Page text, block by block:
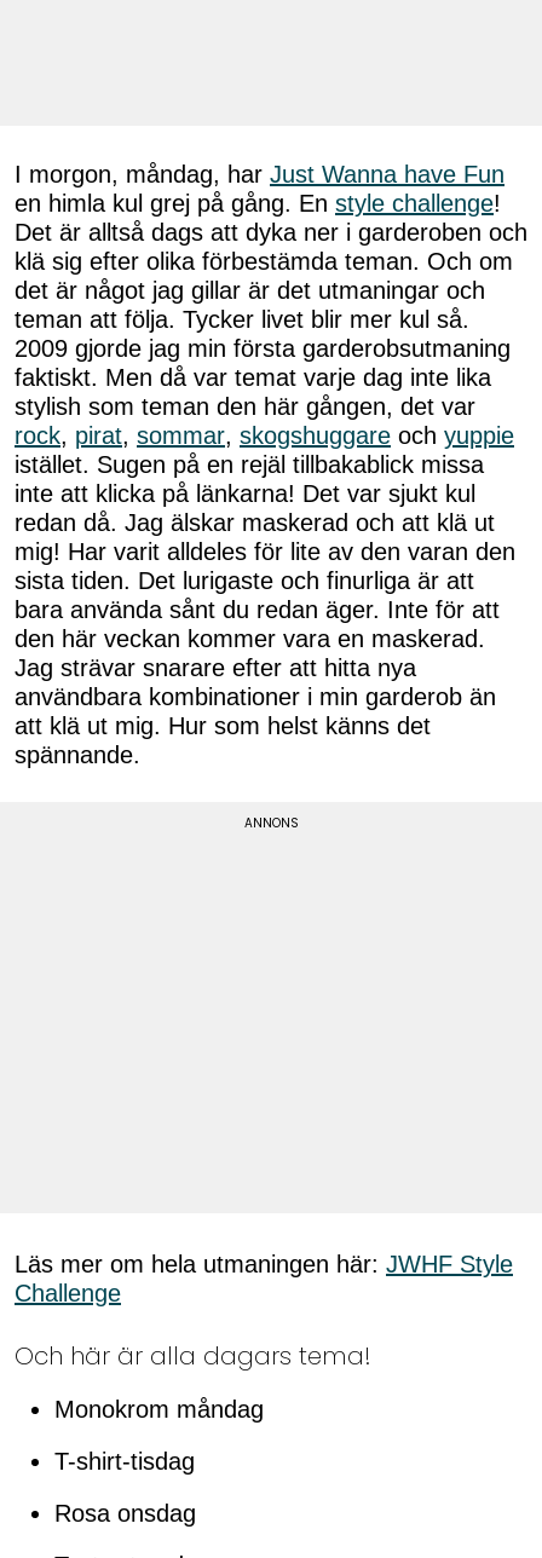
I morgon, måndag, har Just Wanna have Fun
en himla kul grej på gång. En style challenge!
Det är alltså dags att dyka ner i garderoben och
klä sig efter olika förbestämda teman. Och om
det är något jag gillar är det utmaningar och
teman att följa. Tycker livet blir mer kul så.
2009 gjorde jag min första garderobsutmaning
faktiskt. Men då var temat varje dag inte lika
stylish som teman den här gången, det var
rock, pirat, sommar, skogshuggare och yuppie
istället. Sugen på en rejäl tillbakablick missa
inte att klicka på länkarna! Det var sjukt kul
redan då. Jag älskar maskerad och att klä ut
mig! Har varit alldeles för lite av den varan den
sista tiden. Det lurigaste och finurliga är att
bara använda sånt du redan äger. Inte för att
den här veckan kommer vara en maskerad.
Jag strävar snarare efter att hitta nya
användbara kombinationer i min garderob än
att klä ut mig. Hur som helst känns det
spännande.
Läs mer om hela utmaningen här: JWHF Style
Challenge
Och här är alla dagars tema!
Monokrom måndag
T-shirt-tisdag
Rosa onsdag